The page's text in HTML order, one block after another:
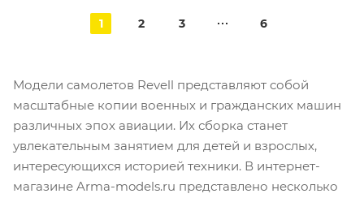
1 2 3 6
Модели самолетов Revell представляют собой
масштабные копии военных и гражданских машин
различных эпох авиации. Их сборка станет
увлекательным занятием для детей и взрослых,
интересующихся историей техники. В интернет-
магазине Arma-models.ru представлено несколько